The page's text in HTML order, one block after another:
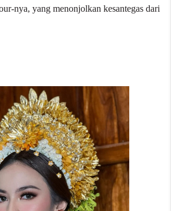
nya, yang menonjolkan kesantegas dari